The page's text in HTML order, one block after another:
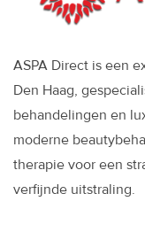
ASPA Direct is een
Den Haag,
behandelingen en
moderne
therapie voor een
verfijnde uitstraling.